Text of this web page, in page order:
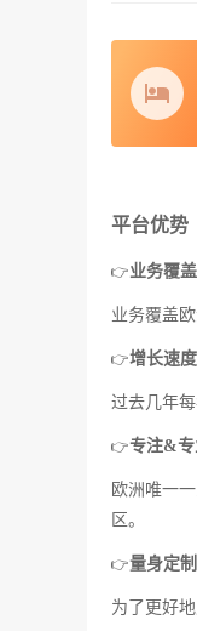
平台优势
👉业务覆
业务覆盖
👉增长速
过去几年
👉专注&专
欧洲唯一
区。
👉量身定
为了更好